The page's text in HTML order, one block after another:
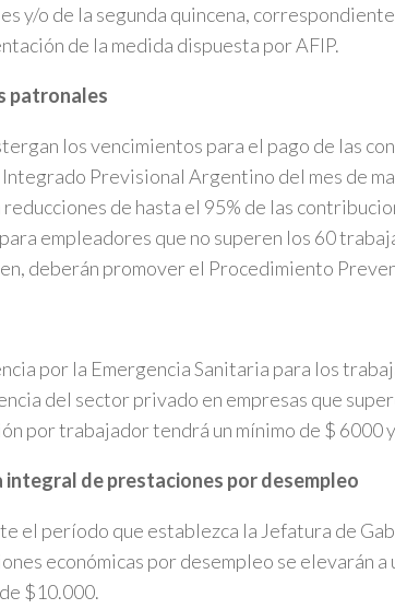
y/o de la segunda quincena,
de la medida dispuesta por AFIP.
patronales
los vencimientos para el pago de las
Previsional Argentino del mes de
reducciones de hasta el 95% de las
empleadores que no superen los 60
deberán promover el Procedimiento
por la Emergencia Sanitaria para los
del sector privado en empresas que
por trabajador tendrá un mínimo de $ 6000
integral de prestaciones por desempleo
el período que establezca la Jefatura de
económicas por desempleo se elevarán a
$10.000.